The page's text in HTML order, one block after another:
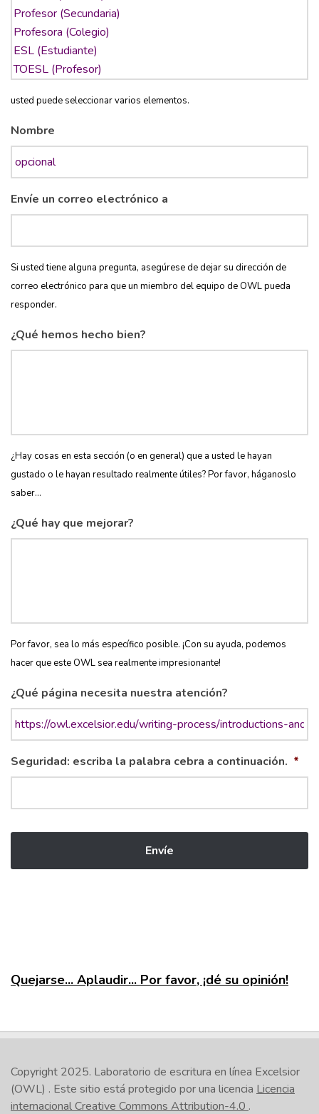
usted puede seleccionar varios elementos.
Nombre
Envíe un correo electrónico a
Si usted tiene alguna pregunta, asegúrese de dejar su dirección de
correo electrónico para que un miembro del equipo de OWL pueda
responder.
¿Qué hemos hecho bien?
¿Hay cosas en esta sección (o en general) que a usted le hayan
gustado o le hayan resultado realmente útiles? Por favor, háganoslo
saber...
¿Qué hay que mejorar?
Por favor, sea lo más específico posible. ¡Con su ayuda, podemos
hacer que este OWL sea realmente impresionante!
¿Qué página necesita nuestra atención?
Seguridad: escriba la palabra cebra a continuación. *
Quejarse... Aplaudir... Por favor, ¡dé su opinión!
Copyright 2025. Laboratorio de escritura en línea Excelsior
(OWL) . Este sitio está protegido por una licencia Licencia
internacional Creative Commons Attribution-4.0 .